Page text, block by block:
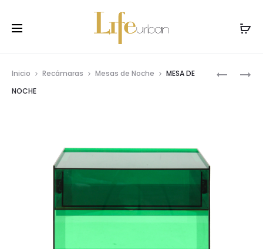
Inicio Recámaras Mesas de Noche
MESA DE
NOCHE